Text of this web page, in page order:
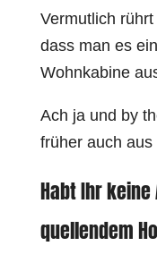
Vermutlich
dass man es
Wohnkabine
Ach ja und by
früher auch
Habt Ihr
quellendem